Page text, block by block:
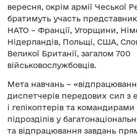
вересня, окрім армії Чеської
братимуть участь
НАТО – Франції, Угорщини,
Нідерландів, Польщі, США,
Великої Британії, загалом 700
військовослужбовців.
Мета навчань –
диспетчерів передових сил з
і гелікоптерів та
підрозділів у
та відпрацювання завдань